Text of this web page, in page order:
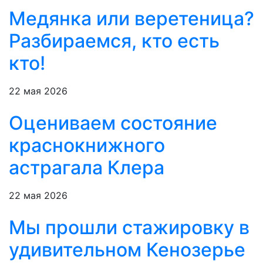
Медянка или веретеница?
Разбираемся, кто есть
кто!
22 мая 2026
Оцениваем состояние
краснокнижного
астрагала Клера
22 мая 2026
Мы прошли стажировку в
удивительном Кенозерье